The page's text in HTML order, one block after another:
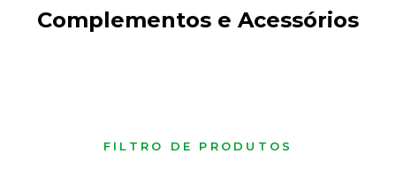
Complementos e Acessórios
FILTRO DE PRODUTOS